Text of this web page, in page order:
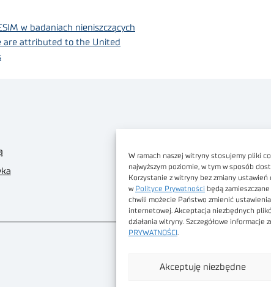
W ramach naszej witryny stosujemy pliki
najwyższym poziomie, w tym w sposób
Korzystanie z witryny bez zmiany
w Polityce Prywatności będą
chwili możecie Państwo zmienić
internetowej. Akceptacja niezbędnych
działania witryny. Szczegółowe informacje
PRYWATNOŚCI
Akceptuję niezbędne
w badaniach nieniszczących
are attributed to the United
Dostępność cyfrowa
Regulamin Portalu
Regulamin sklepu